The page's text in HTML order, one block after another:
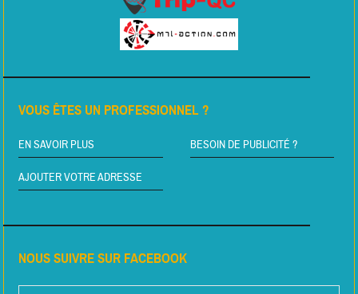
VOUS ÊTES UN PROFESSIONNEL ?
EN SAVOIR PLUS BESOIN DE PUBLICITÉ ?
AJOUTER VOTRE ADRESSE
NOUS SUIVRE SUR FACEBOOK